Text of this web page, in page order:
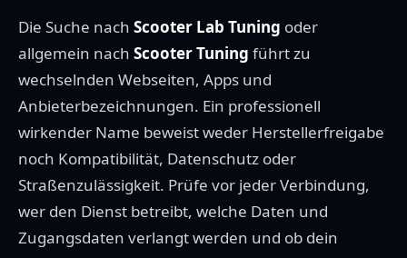
Die Suche nach Scooter Lab Tuning oder
allgemein nach Scooter Tuning führt zu
wechselnden Webseiten, Apps und
Anbieterbezeichnungen. Ein professionell
wirkender Name beweist weder Herstellerfreigabe
noch Kompatibilität, Datenschutz oder
Straßenzulässigkeit. Prüfe vor jeder Verbindung,
wer den Dienst betreibt, welche Daten und
Zugangsdaten verlangt werden und ob dein